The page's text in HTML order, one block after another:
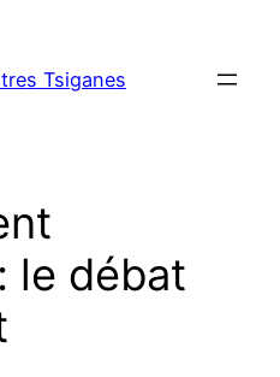
Tsiganes
le débat